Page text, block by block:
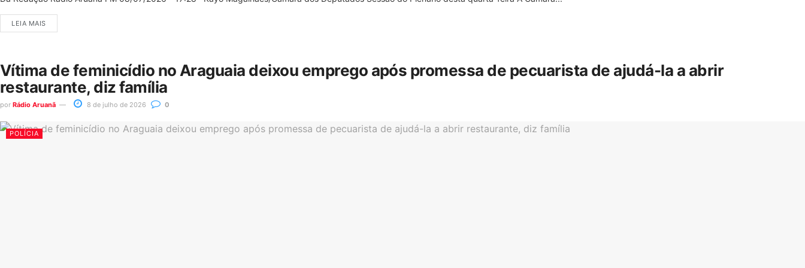
LEIA MAIS
Vítima de feminicídio no Araguaia deixou emprego após promessa de pecuarista de ajudá-la a abrir
restaurante, diz família
por Rádio Aruanã 8 de julho de 2026 0
POLÍCIA